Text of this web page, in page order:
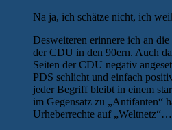
Na ja, ich schätze nicht, ich
Desweiteren erinnere ich an
der CDU in den 90ern. Auch
Seiten der CDU negativ
PDS schlicht und einfach
jeder Begriff bleibt in einem
im Gegensatz zu „Antifanten“
Urheberrechte auf „Weltnetz“…